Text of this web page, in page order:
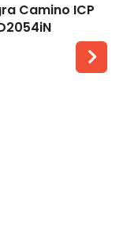
Camino ICP